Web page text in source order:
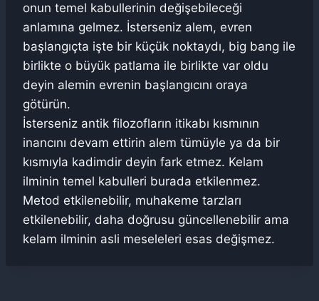
onun temel kabullerinin değişebileceği
anlamına gelmez. İsterseniz alem, evren
başlangıçta işte bir küçük noktaydı, big bang ile
birlikte o büyük patlama ile birlikte var oldu
deyin alemin evrenin başlangıcını oraya
götürün.
İsterseniz antik filozofların itikabı kısmının
inancını devam ettirin alem tümüyle ya da bir
kısmıyla kadimdir deyin fark etmez. Kelam
ilminin temel kabulleri burada etkilenmez.
Metod etkilenebilir, muhakeme tarzları
etkilenebilir, daha doğrusu güncellenebilir ama
kelam ilminin asli meseleleri esas değişmez.